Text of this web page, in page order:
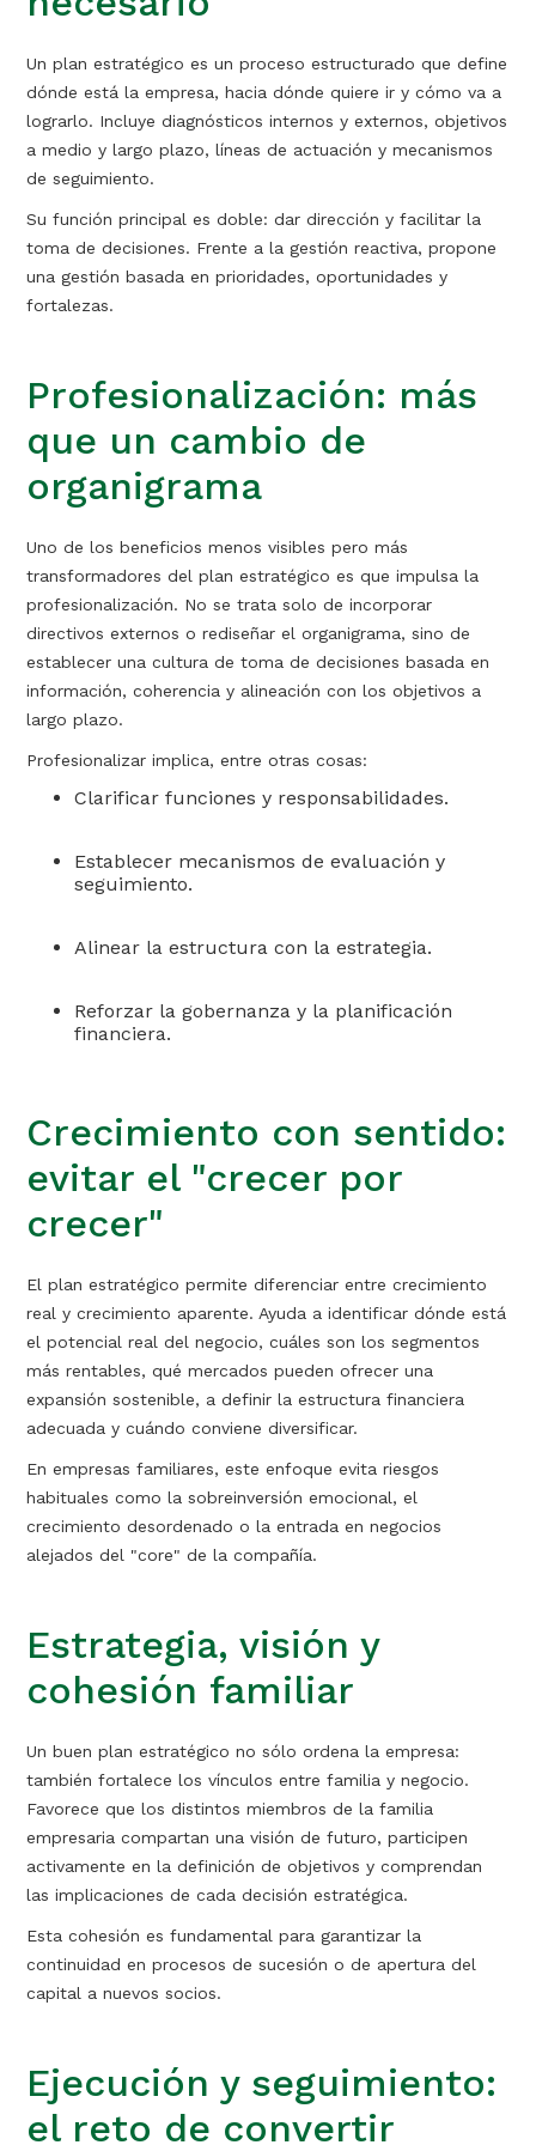
Un plan estratégico es un proceso estructurado que define
dónde está la empresa, hacia dónde quiere ir y cómo va a
lograrlo. Incluye diagnósticos internos y externos, objetivos
a medio y largo plazo, líneas de actuación y mecanismos
de seguimiento.
Su función principal es doble: dar dirección y facilitar la
toma de decisiones. Frente a la gestión reactiva, propone
una gestión basada en prioridades, oportunidades y
fortalezas.
Profesionalización: más
que un cambio de
organigrama
Uno de los beneficios menos visibles pero más
transformadores del plan estratégico es que impulsa la
profesionalización. No se trata solo de incorporar
directivos externos o rediseñar el organigrama, sino de
establecer una cultura de toma de decisiones basada en
información, coherencia y alineación con los objetivos a
largo plazo.
Profesionalizar implica, entre otras cosas:
Clarificar funciones y responsabilidades.
Establecer mecanismos de evaluación y
seguimiento.
Alinear la estructura con la estrategia.
Reforzar la gobernanza y la planificación
financiera.
Crecimiento con sentido:
evitar el "crecer por
crecer"
El plan estratégico permite diferenciar entre crecimiento
real y crecimiento aparente. Ayuda a identificar dónde está
el potencial real del negocio, cuáles son los segmentos
más rentables, qué mercados pueden ofrecer una
expansión sostenible, a definir la estructura financiera
adecuada y cuándo conviene diversificar.
En empresas familiares, este enfoque evita riesgos
habituales como la sobreinversión emocional, el
crecimiento desordenado o la entrada en negocios
alejados del "core" de la compañía.
Estrategia, visión y
cohesión familiar
Un buen plan estratégico no sólo ordena la empresa:
también fortalece los vínculos entre familia y negocio.
Favorece que los distintos miembros de la familia
empresaria compartan una visión de futuro, participen
activamente en la definición de objetivos y comprendan
las implicaciones de cada decisión estratégica.
Esta cohesión es fundamental para garantizar la
continuidad en procesos de sucesión o de apertura del
capital a nuevos socios.
Ejecución y seguimiento:
el reto de convertir